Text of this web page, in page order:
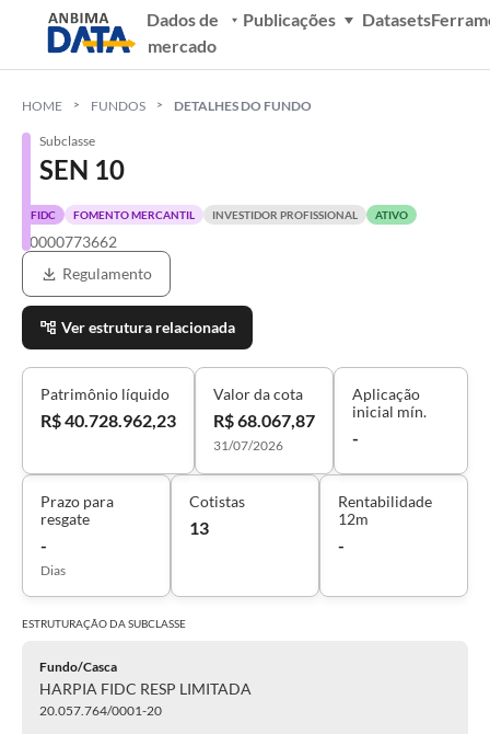
Dados de
mercado
Publicações Datasets
HOME FUNDOS DETALHES DO FUNDO
Subclasse
SEN 10
FIDC FOMENTO MERCANTIL INVESTIDOR PROFISSIONAL ATIVO
S0000773662
Regulamento
Ver estrutura relacionada
Patrimônio líquido
R$ 40.728.962,23
Valor da cota
R$ 68.067,87
31/07/2026
Aplicação
inicial mín.
-
Prazo para
resgate
-
Dias
Cotistas
13
Rentabilidade
12m
-
ESTRUTURAÇÃO DASUBCLASSE
Fundo/Casca
HARPIA FIDC RESP LIMITADA
20.057.764/0001-20